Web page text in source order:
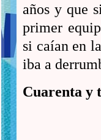
años y que
primer
si caían en
iba a
Cuarenta y